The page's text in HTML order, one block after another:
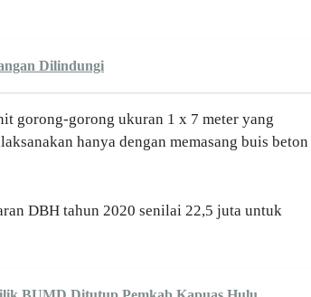
Dilindungi
gorong-gorong ukuran 1 x 7 meter yang
hanya dengan memasang buis beton
DBH tahun 2020 senilai 22,5 juta untuk